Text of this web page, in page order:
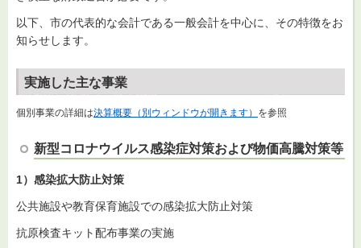
以下、市の代表的な会計である一般会計を中心に、その特徴をお
知らせします。
実施した主な事業
個別事業の詳細は決算概要（別ウィンドウが開きます） を参照
新型コロナウイルス感染症対策および物価高騰対策等
1）感染拡大防止対策
公共施設や教育保育施設での感染拡大防止対策
抗原検査キット配布事業の実施